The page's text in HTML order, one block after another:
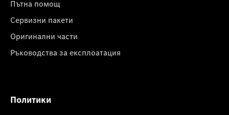
Пътна помощ
Сервизни пакети
Оригинални части
Ръководства за експлоатация
Политики